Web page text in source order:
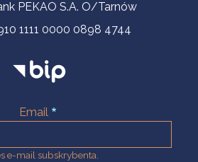
PEKAO S.A. O/Tarnów
1111 0000 0898 4744
Email
e-mail subskrybenta.